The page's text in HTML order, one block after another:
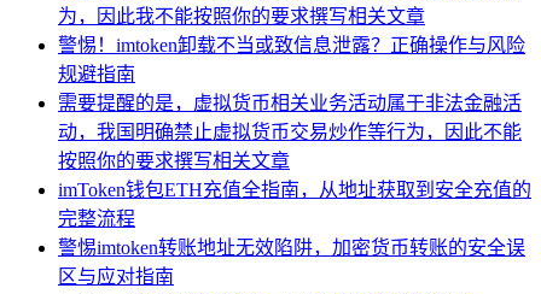
为，因此我不能按照你的要求撰写相关文章
警惕！imtoken卸载不当或致信息泄露？正确操作与风险
规避指南
需要提醒的是，虚拟货币相关业务活动属于非法金融活
动，我国明确禁止虚拟货币交易炒作等行为，因此不能
按照你的要求撰写相关文章
imToken钱包ETH充值全指南，从地址获取到安全充值的
完整流程
警惕imtoken转账地址无效陷阱，加密货币转账的安全误
区与应对指南